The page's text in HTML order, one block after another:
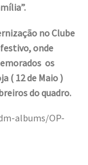
no Clube
onde
os
( 12 de Maio )
do quadro.
albums/OP-